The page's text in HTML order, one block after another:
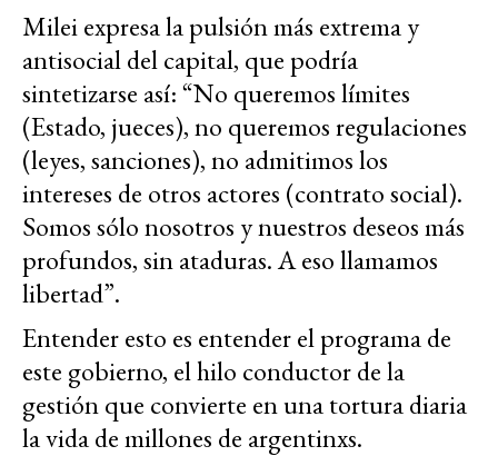
Milei expresa la pulsión más extrema y
antisocial del capital, que podría
sintetizarse así: “No queremos límites
(Estado, jueces), no queremos regulaciones
(leyes, sanciones), no admitimos los
intereses de otros actores (contrato social).
Somos sólo nosotros y nuestros deseos más
profundos, sin ataduras. A eso llamamos
libertad”.
Entender esto es entender el programa de
este gobierno, el hilo conductor de la
gestión que convierte en una tortura diaria
la vida de millones de argentinxs.